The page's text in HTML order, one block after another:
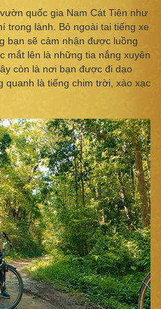
quốc gia Nam Cát Tiên như
trong lành. Bỏ ngoài tai tiếng xe
bạn sẽ cảm nhận được luồng
mắt lên là những tia nắng xuyên
còn là nơi bạn được đi dạo
quanh là tiếng chim trời, xào xạc